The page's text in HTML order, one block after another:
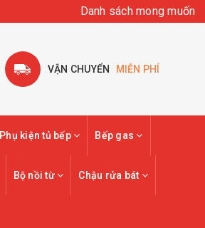
Danh sách mong muốn
VẬN CHUYỂN MIỄN PHÍ
Phụ kiện tủ bếp Bếp gas
Bộ nồi từ Chậu rửa bát